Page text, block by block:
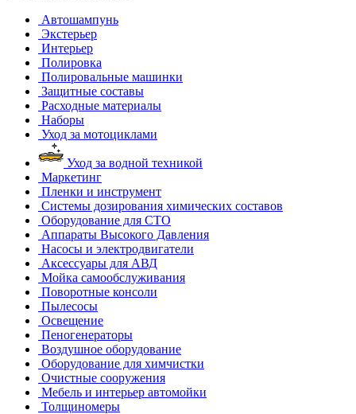
Автошампунь
Экстерьер
Интерьер
Полировка
Полировальные машинки
Защитные составы
Расходные материалы
Наборы
Уход за мотоциклами
Уход за водной техникой
Маркетинг
Пленки и инструмент
Системы дозирования химических составов
Оборудование для СТО
Аппараты Высокого Давления
Насосы и электродвигатели
Аксессуары для АВД
Мойка самообслуживания
Поворотные консоли
Пылесосы
Освещение
Пеногенераторы
Воздушное оборудование
Оборудование для химчистки
Очистные сооружения
Мебель и интерьер автомойки
Толщиномеры